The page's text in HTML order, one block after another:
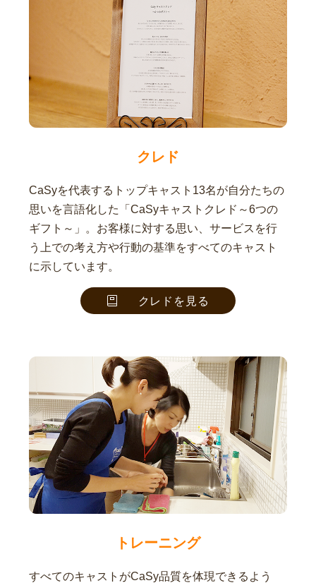
クレド
CaSyを代表するトップキャスト13名が自分たちの
思いを言語化した「CaSyキャストクレド～6つの
ギフト～」。お客様に対する思い、サービスを行
う上での考え方や行動の基準をすべてのキャスト
に示しています。
クレドを見る
トレーニング
すべてのキャストがCaSy品質を体現できるよう